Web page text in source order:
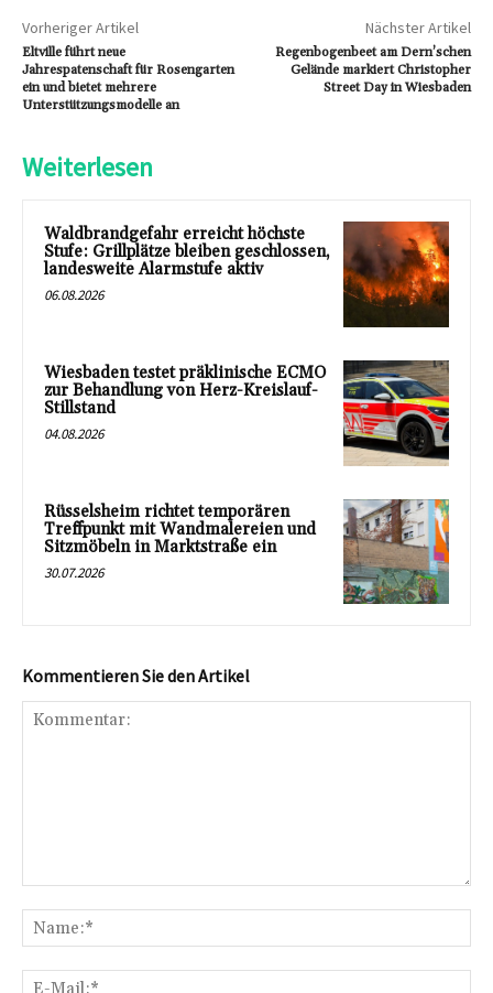
Vorheriger Artikel
Eltville führt neue
Jahrespatenschaft für Rosengarten
ein und bietet mehrere
Unterstützungsmodelle an
Nächster Artikel
Regenbogenbeet am Dern’schen
Gelände markiert Christopher
Street Day in Wiesbaden
Weiterlesen
Waldbrandgefahr erreicht höchste
Stufe: Grillplätze bleiben geschlossen,
landesweite Alarmstufe aktiv
06.08.2026
Wiesbaden testet präklinische ECMO
zur Behandlung von Herz-Kreislauf-
Stillstand
04.08.2026
Rüsselsheim richtet temporären
Treffpunkt mit Wandmalereien und
Sitzmöbeln in Marktstraße ein
30.07.2026
Kommentieren Sie den Artikel